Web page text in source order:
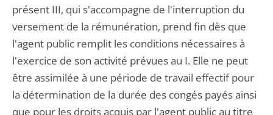
présent III, qui s'accompagne de l'interruption du
versement de la rémunération, prend fin dès que
l'agent public remplit les conditions nécessaires à
l'exercice de son activité prévues au I. Elle ne peut
être assimilée à une période de travail effectif pour
la détermination de la durée des congés payés ainsi
que pour les droits acquis par l'agent public au titre